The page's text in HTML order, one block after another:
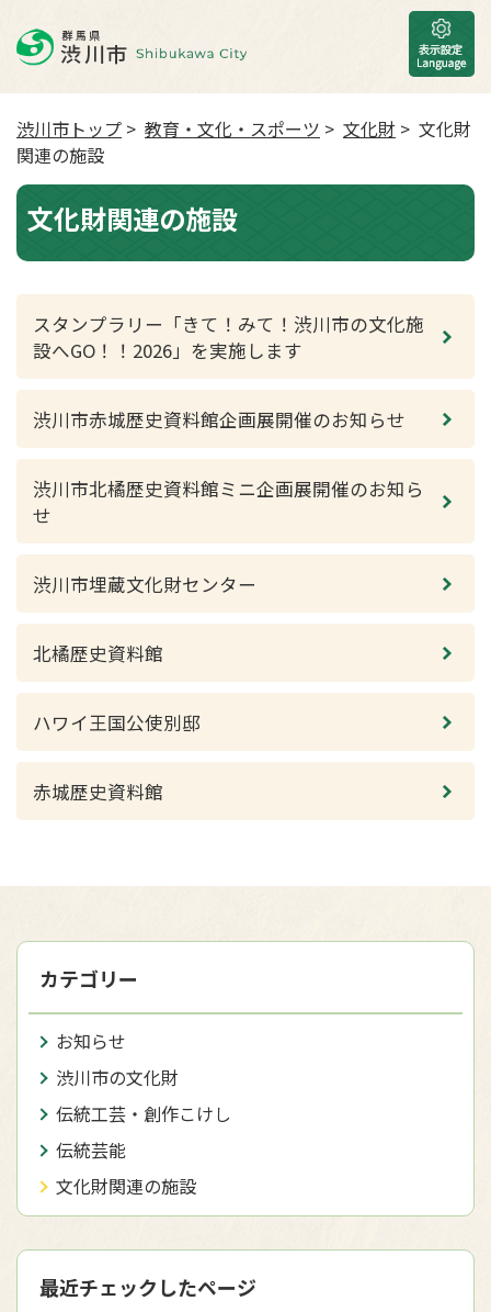
渋川市トップ > 教育・文化・スポーツ > 文化財 > 文化財
関連の施設
文化財関連の施設
スタンプラリー「きて！みて！渋川市の文化施
設へGO！！2026」を実施します
渋川市赤城歴史資料館企画展開催のお知らせ
渋川市北橘歴史資料館ミニ企画展開催のお知ら
せ
渋川市埋蔵文化財センター
北橘歴史資料館
ハワイ王国公使別邸
赤城歴史資料館
カテゴリー
お知らせ
渋川市の文化財
伝統工芸・創作こけし
伝統芸能
文化財関連の施設
最近チェックしたページ